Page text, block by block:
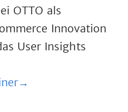
OTTO als
Innovation
User Insights